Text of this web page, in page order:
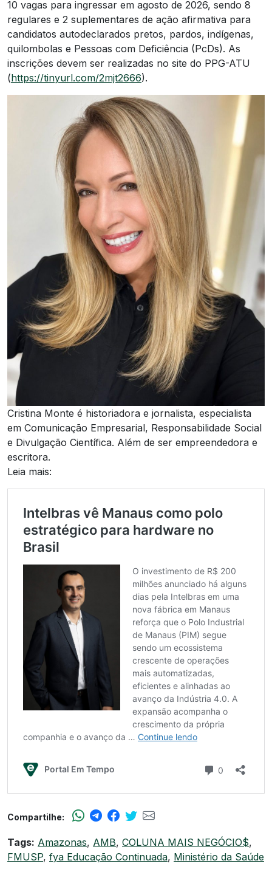
10 vagas para ingressar em agosto de 2026, sendo 8
regulares e 2 suplementares de ação afirmativa para
candidatos autodeclarados pretos, pardos, indígenas,
quilombolas e Pessoas com Deficiência (PcDs). As
inscrições devem ser realizadas no site do PPG-ATU
(https://tinyurl.com/2mjt2666).
Cristina Monte é historiadora e jornalista, especialista
em Comunicação Empresarial, Responsabilidade Social
e Divulgação Científica. Além de ser empreendedora e
escritora.
Leia mais:
Compartilhe:
Tags: Amazonas, AMB, COLUNA MAIS NEGÓCIO$,
FMUSP, fya Educação Continuada, Ministério da Saúde